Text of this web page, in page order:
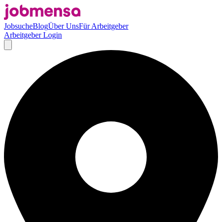
JobsucheBlogÜber UnsFür Arbeitgeber
Arbeitgeber Login